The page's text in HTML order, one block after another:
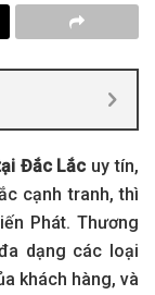
Đắc Lắc uy tín,
cạnh tranh, thì
Phát. Thương
dạng các loại
khách hàng, và